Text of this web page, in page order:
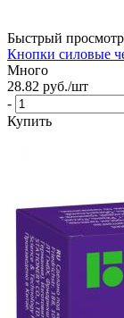
Быстрый просмотр
Кнопки силовые
Много
28.82 руб./шт
-
Купить